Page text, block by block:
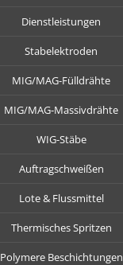
Dienstleistungen
Stabelektroden
MIG/MAG-Fülldrähte
MIG/MAG-Massivdrähte
WIG-Stäbe
Auftragschweißen
Lote & Flussmittel
Thermisches Spritzen
Polymere Beschichtungen